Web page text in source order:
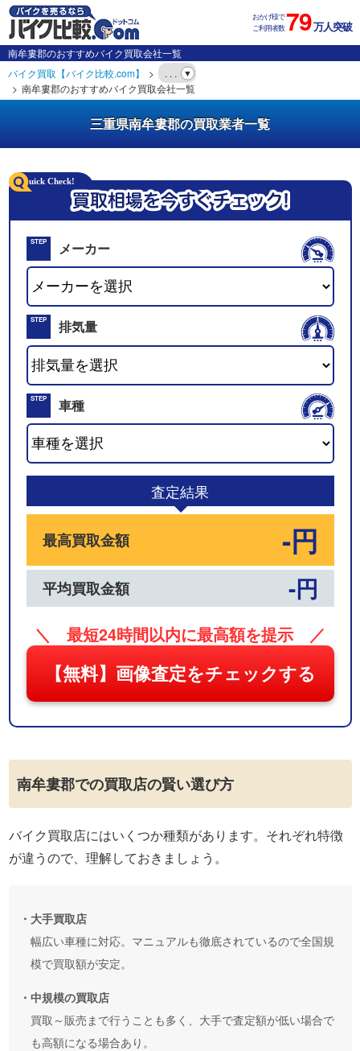
おかげ様で
ご利用者数79万人突破
南牟婁郡のおすすめバイク買取会社一覧
バイク買取【バイク比較.com】
. . .
南牟婁郡のおすすめバイク買取会社一覧
三重県南牟婁郡の買取業者一覧
STEP
01
メーカー
STEP
02
排気量
STEP
03
車種
査定結果
最高買取金額 -円
平均買取金額 -円
＼ 最短24時間以内に最高額を提示 ／
【無料】画像査定をチェックする
南牟婁郡での買取店の賢い選び方
バイク買取店にはいくつか種類があります。それぞれ特徴
が違うので、理解しておきましょう。
・大手買取店
幅広い車種に対応。マニュアルも徹底されているので全国規
模で買取額が安定。
・中規模の買取店
買取～販売まで行うことも多く、大手で査定額が低い場合で
も高額になる場合あり。